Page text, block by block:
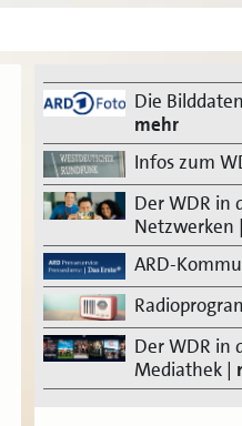
Die
mehr
Infos zum
Der WDR in
Netzwerken |
ARD-
Der WDR in
Mediathek |